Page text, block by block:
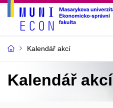
Kalendář akcí
Kalendář akcí